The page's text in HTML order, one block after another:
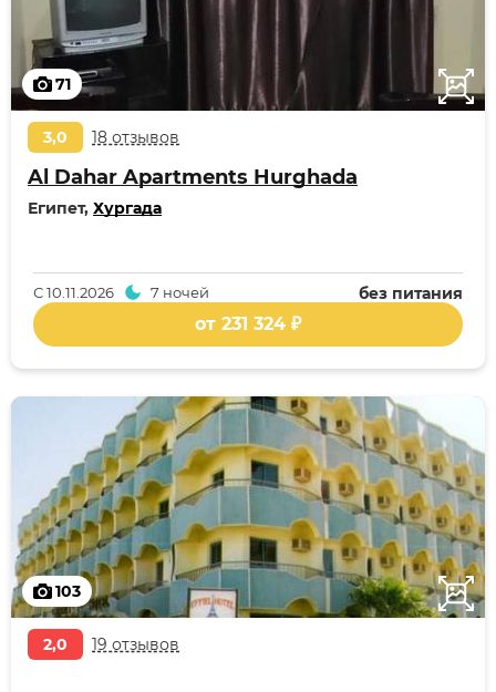
71
3,0 18 отзывов
Al Dahar Apartments Hurghada
Египет, Хургада
без питания
С10.11.2026 7 ночей
от 231 324 ₽
103
2,0 19 отзывов